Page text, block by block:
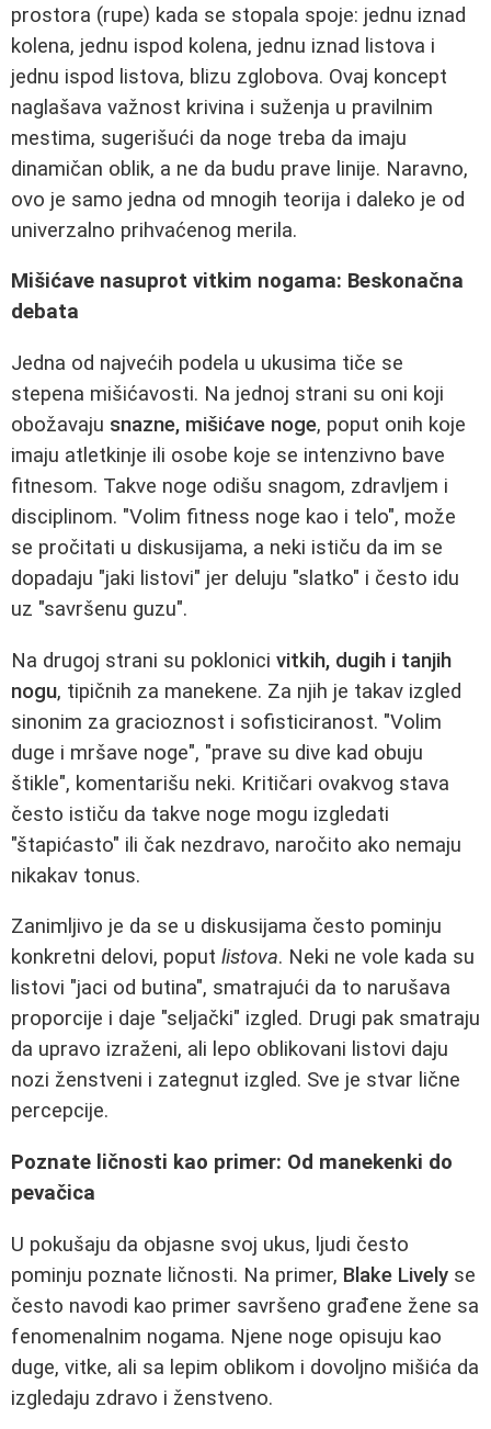
prostora (rupe) kada se stopala spoje: jednu iznad
kolena, jednu ispod kolena, jednu iznad listova i
jednu ispod listova, blizu zglobova. Ovaj koncept
naglašava važnost krivina i suženja u pravilnim
mestima, sugerišući da noge treba da imaju
dinamičan oblik, a ne da budu prave linije. Naravno,
ovo je samo jedna od mnogih teorija i daleko je od
univerzalno prihvaćenog merila.
Mišićave nasuprot vitkim nogama: Beskonačna
debata
Jedna od najvećih podela u ukusima tiče se
stepena mišićavosti. Na jednoj strani su oni koji
obožavaju snazne, mišićave noge, poput onih koje
imaju atletkinje ili osobe koje se intenzivno bave
fitnesom. Takve noge odišu snagom, zdravljem i
disciplinom. "Volim fitness noge kao i telo", može
se pročitati u diskusijama, a neki ističu da im se
dopadaju "jaki listovi" jer deluju "slatko" i često idu
uz "savršenu guzu".
Na drugoj strani su poklonici vitkih, dugih i tanjih
nogu, tipičnih za manekene. Za njih je takav izgled
sinonim za gracioznost i sofisticiranost. "Volim
duge i mršave noge", "prave su dive kad obuju
štikle", komentarišu neki. Kritičari ovakvog stava
često ističu da takve noge mogu izgledati
"štapićasto" ili čak nezdravo, naročito ako nemaju
nikakav tonus.
Zanimljivo je da se u diskusijama često pominju
konkretni delovi, poput listova. Neki ne vole kada su
listovi "jaci od butina", smatrajući da to narušava
proporcije i daje "seljački" izgled. Drugi pak smatraju
da upravo izraženi, ali lepo oblikovani listovi daju
nozi ženstveni i zategnut izgled. Sve je stvar lične
percepcije.
Poznate ličnosti kao primer: Od manekenki do
pevačica
U pokušaju da objasne svoj ukus, ljudi često
pominju poznate ličnosti. Na primer, Blake Lively se
često navodi kao primer savršeno građene žene sa
fenomenalnim nogama. Njene noge opisuju kao
duge, vitke, ali sa lepim oblikom i dovoljno mišića da
izgledaju zdravo i ženstveno.